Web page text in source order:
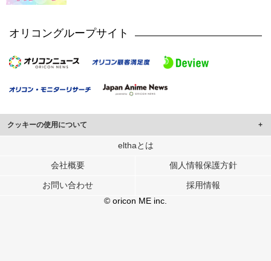
オリコングループサイト
クッキーの使用について
このサイトでは Cookie を使用して、ユーザーに合わせたコンテンツや広告の
行っています。
メディアや広告配信、データ解析の各パートナーに提供しています。
各パートナーは、この情報とユーザーが各パートナーに提供した他の情報や、
ユーザーが各パートナーのサービスを使用したときに収集した他の情報を組み
elthaとは
会社概要 個人情報保護方針
お問い合わせ
採用情報
© oricon ME inc.